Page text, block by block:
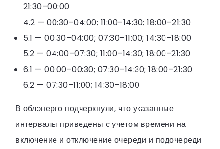
21:30–00:00
4.2 — 00:30–04:00; 11:00–14:30; 18:00–21:30
5.1 — 00:30–04:00; 07:30–11:00; 14:30–18:00
5.2 — 04:00–07:30; 11:00–14:30; 18:00–21:30
6.1 — 00:00–00:30; 07:30–14:30; 18:00–21:30
6.2 — 07:30–11:00; 14:30–18:00
В облэнерго подчеркнули, что указанные
интервалы приведены с учетом времени на
включение и отключение очереди и подочереди